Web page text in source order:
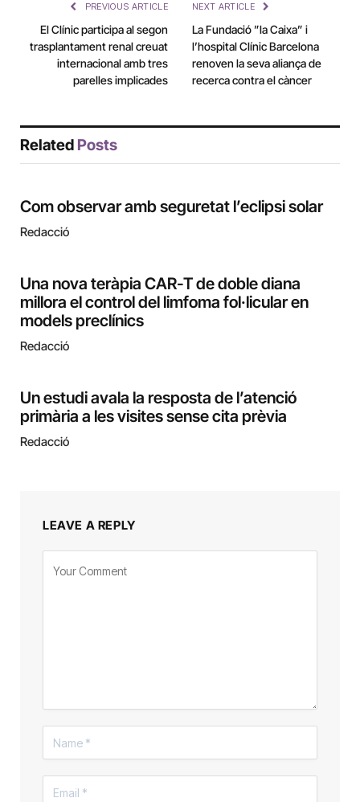
PREVIOUS ARTICLE
El Clínic participa al segon
trasplantament renal creuat
internacional amb tres
parelles implicades
NEXT ARTICLE
La Fundació ”la Caixa” i
l’hospital Clínic Barcelona
renoven la seva aliança de
recerca contra el càncer
Related Posts
Com observar amb seguretat l’eclipsi solar
Redacció
Una nova teràpia CAR-T de doble diana
millora el control del limfoma fol·licular en
models preclínics
Redacció
Un estudi avala la resposta de l’atenció
primària a les visites sense cita prèvia
Redacció
LEAVE A REPLY